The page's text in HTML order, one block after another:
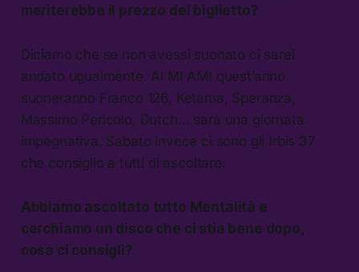
meriterebbe il prezzo del biglietto?
Diciamo che se non avessi suonato ci sarei
andato ugualmente. Al MI AMI quest’anno
suoneranno Franco 126, Ketama, Speranza,
Massimo Pericolo, Dutch… sarà una giornata
impegnativa. Sabato invece ci sono gli Irbis 37
che consiglio a tutti di ascoltare.
Abbiamo ascoltato tutto Mentalità e
cerchiamo un disco che ci stia bene dopo,
cosa ci consigli?